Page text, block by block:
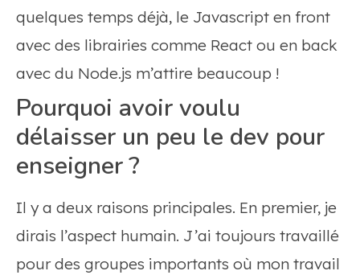
quelques temps déjà, le Javascript en front
avec des librairies comme React ou en back
avec du Node.js m’attire beaucoup !
Pourquoi avoir voulu
délaisser un peu le dev pour
enseigner ?
Il y a deux raisons principales. En premier, je
dirais l’aspect humain. J’ai toujours travaillé
pour des groupes importants où mon travail